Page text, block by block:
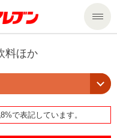
料ほか
で表記しています。